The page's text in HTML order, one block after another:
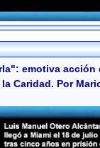
emotiva acción
Caridad. Por